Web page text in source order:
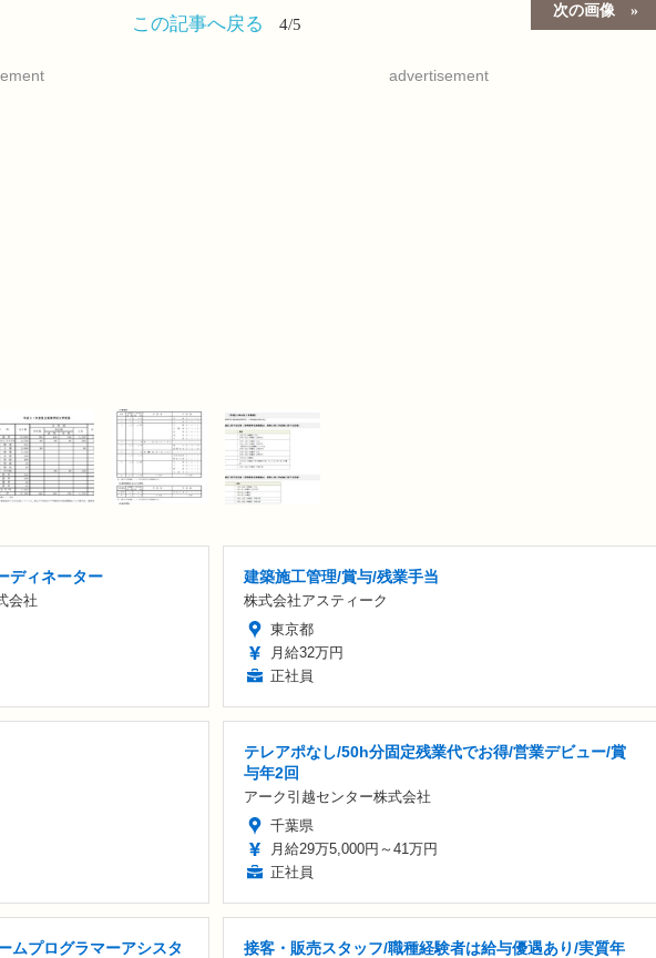
次の画像
この記事へ戻る 4/5
advertisement
ディネーター
会社
建築施工管理/賞与/残業手当
株式会社アスティーク
東京都
月給32万円
正社員
テレアポなし/50h分固定残業代でお得/営業デビュー/賞
与年2回
アーク引越センター株式会社
千葉県
月給29万5,000円～41万円
正社員
ムプログラマーアシスタ
接客・販売スタッフ/職種経験者は給与優遇あり/実質年